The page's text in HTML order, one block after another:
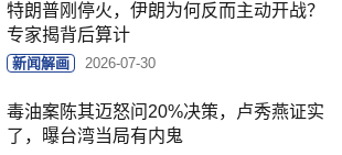
特朗普刚停火，伊朗为何反而主动开战？
专家揭背后算计
新闻解画 2026-07-30
毒油案陈其迈怒问20%决策，卢秀燕证实
了，曝台湾当局有内鬼